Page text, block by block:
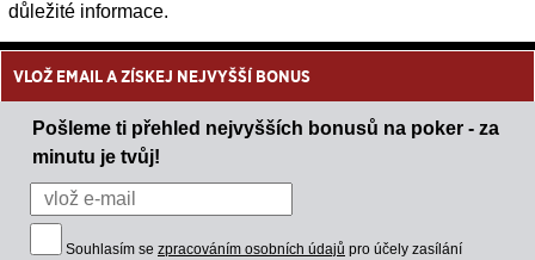
důležité informace.
VLOŽ EMAIL A ZÍSKEJ NEJVYŠŠÍ BONUS
Pošleme ti přehled nejvyšších bonusů na poker - za
minutu je tvůj!
Souhlasím se zpracováním osobních údajů pro účely zasílání